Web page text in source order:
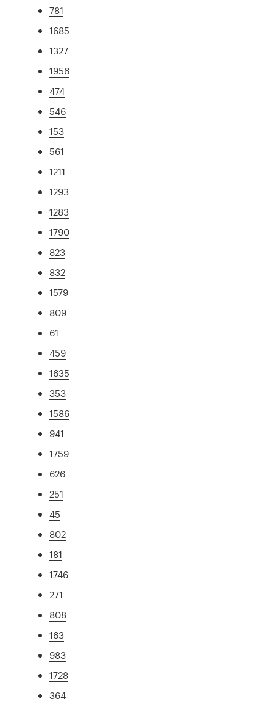
781
1685
1327
1956
474
546
153
561
1211
1293
1283
1790
823
832
1579
809
61
459
1635
353
1586
941
1759
626
251
45
802
181
1746
271
808
163
983
1728
364